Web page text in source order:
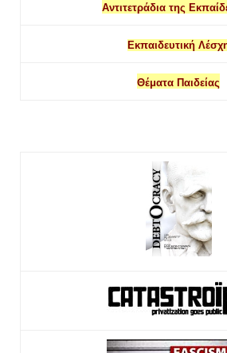
Αντιτετράδια της
Εκπαιδευτική
Θέματα Παιδείας